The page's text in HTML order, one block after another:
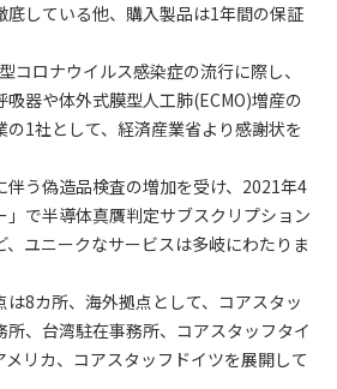
底している他、購入製品は1年間の保証
ロナウイルス感染症の流行に際し、
器や体外式膜型人工肺(ECMO)増産の
1社として、経済産業省より感謝状を
伴う偽造品検査の増加を受け、2021年4
」で半導体真贋判定サブスクリプション
ユニークなサービスは多岐にわたりま
8カ所、海外拠点として、コアスタッ
所、台湾駐在事務所、コアスタッフタイ
リカ、コアスタッフドイツを展開して